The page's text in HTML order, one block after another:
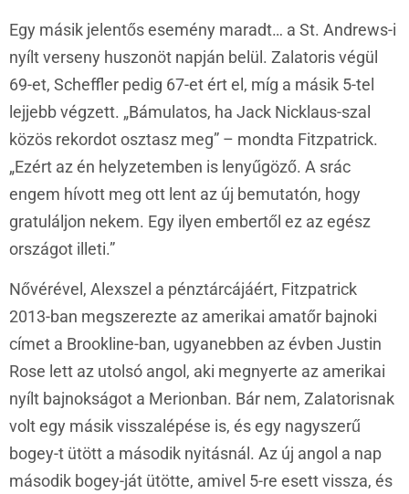
Egy másik jelentős esemény maradt… a St. Andrews-i
nyílt verseny huszonöt napján belül. Zalatoris végül
69-et, Scheffler pedig 67-et ért el, míg a másik 5-tel
lejjebb végzett. „Bámulatos, ha Jack Nicklaus-szal
közös rekordot osztasz meg” – mondta Fitzpatrick.
„Ezért az én helyzetemben is lenyűgöző. A srác
engem hívott meg ott lent az új bemutatón, hogy
gratuláljon nekem. Egy ilyen embertől ez az egész
országot illeti.”
Nővérével, Alexszel a pénztárcájáért, Fitzpatrick
2013-ban megszerezte az amerikai amatőr bajnoki
címet a Brookline-ban, ugyanebben az évben Justin
Rose lett az utolsó angol, aki megnyerte az amerikai
nyílt bajnokságot a Merionban. Bár nem, Zalatorisnak
volt egy másik visszalépése is, és egy nagyszerű
bogey-t ütött a második nyitásnál. Az új angol a nap
második bogey-ját ütötte, amivel 5-re esett vissza, és